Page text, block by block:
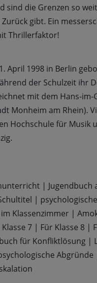
sind die Grenzen so
gibt. Ein
Thrillerfaktor!
April 1998 in Berlin
der Schulzeit ihr
mit dem Hans-im-
Monheim am Rhein).
Hochschule für Musik
| Jugendbuch
|
Klassenzimmer|
Klasse 7| Für Klasse 8|
für Konfliktlösung|
Abgründe